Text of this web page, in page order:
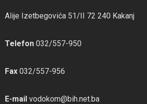
Alije Izetbegovića 51/II 72 240 Kakanj
Telefon 032/557-950
Fax 032/557-956
E-mail vodokom@bih.net.ba